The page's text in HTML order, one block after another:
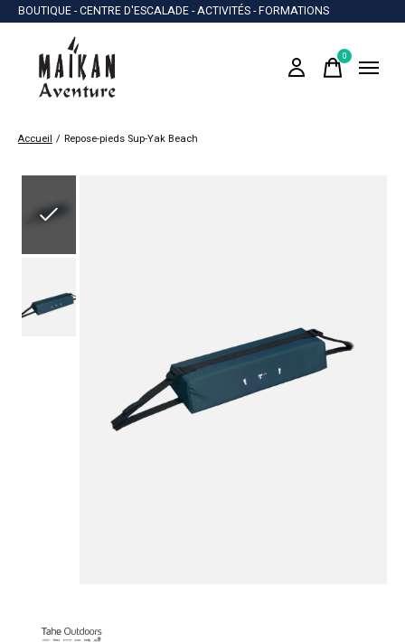
BOUTIQUE - CENTRE D'ESCALADE - ACTIVITÉS - FORMATIONS
0items
Accueil / Repose-pieds Sup-Yak Beach